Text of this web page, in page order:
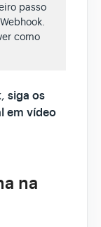
passo
como
siga os
em vídeo
na